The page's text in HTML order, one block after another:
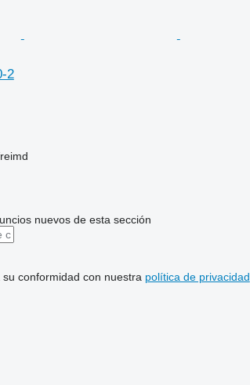
2
nuevos de esta sección
conformidad con nuestra política de privacidad